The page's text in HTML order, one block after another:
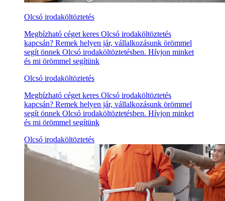
Olcsó irodaköltöztetés
Megbízható céget keres Olcsó irodaköltöztetés
kapcsán? Remek helyen jár, vállalkozásunk örömmel
segít önnek Olcsó irodaköltöztetésben. Hívjon minket
és mi örömmel segítünk
Olcsó irodaköltöztetés
Megbízható céget keres Olcsó irodaköltöztetés
kapcsán? Remek helyen jár, vállalkozásunk örömmel
segít önnek Olcsó irodaköltöztetésben. Hívjon minket
és mi örömmel segítünk
Olcsó irodaköltöztetés